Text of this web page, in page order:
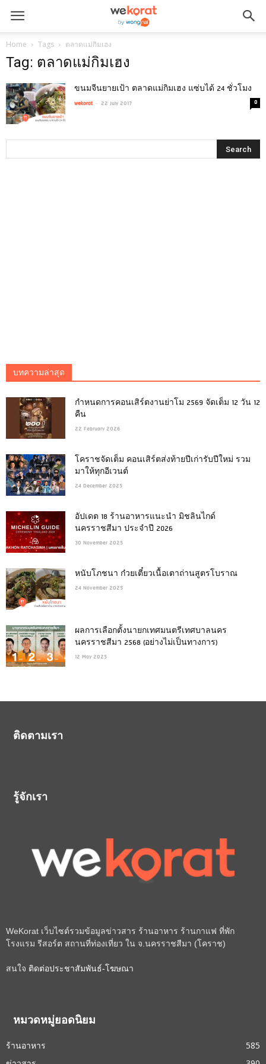
Home Tags ตลาดแม่กิมเฮง
Tag: ตลาดแม่กิมเฮง
ขนมจีนยายเป้า ตลาดแม่กิมเฮง แซ่บได้ 24 ชั่วโมง
wekorat - 22 July 2017 0
บทความล่าสุด
กำหนดการคอนเสิร์ตงานย่าโม 2569 จัดเต็ม 12 วัน 12
คืน
22 February 2026
โคราชจัดเต็ม คอนเสิร์ตส่งท้ายปีเก่ารับปีใหม่ รวม
มาให้ทุกอีเวนต์
24 December 2025
อัปเดต 18 ร้านอาหารแนะนำ มิชลินไกด์
นครราชสีมา ประจำปี 2026
30 November 2025
หนับโภชนา ก๋วยเตี๋ยวเนื้อเตาถ่านสูตรโบราณ
24 November 2025
ผลการเลือกตั้งนายกเทศมนตรีเทศบาลนคร
นครราชสีมา 2568 (อย่างไม่เป็นทางการ)
12 May 2025
ติดตามเรา
รู้จักเรา
WeKorat เว็บไซต์รวมข้อมูลข่าวสาร ร้านอาหาร ร้านกาแฟ ที่พัก
โรงแรม รีสอร์ต สถานที่ท่องเที่ยว ใน จ.นครราชสีมา (โคราช)
สนใจ ติดต่อประชาสัมพันธ์-โฆษณา
หมวดหมู่ยอดนิยม
ร้านอาหาร
585